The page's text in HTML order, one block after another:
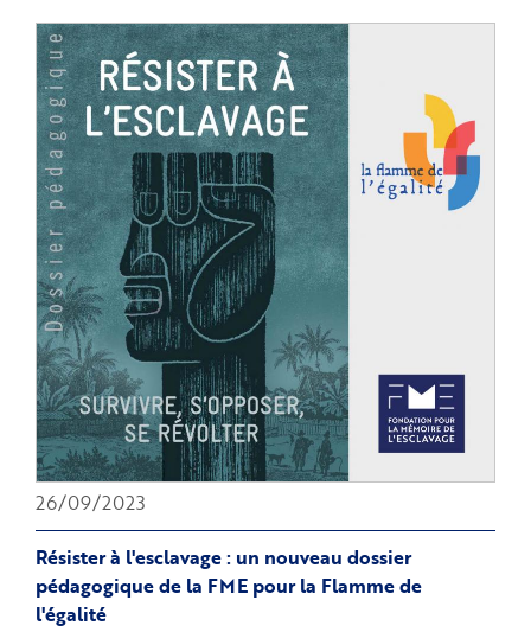
de
l’Egalité
:
un
nouveau
dossier
pédagogique
pour
les enseignants
publié
par
la
fondation
Résister à l'esclavage : un nouveau dossier
pédagogique de la FME pour la Flamme de
l'égalité
26/09/2023